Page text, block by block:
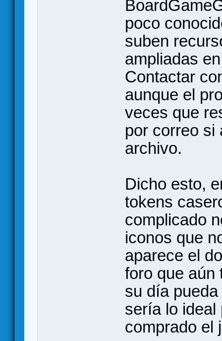
poco
suben
ampliadas
Contactar
aunque el
veces que
por correo si
archivo.
Dicho esto,
tokens
complicado
iconos que
aparece el
foro que aún
su día
sería lo ideal
comprado el